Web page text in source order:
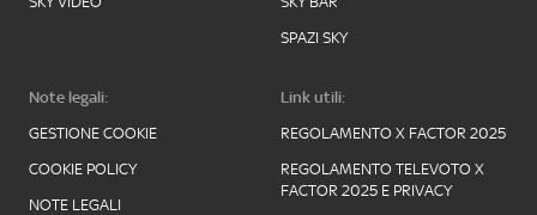
SPAZI SKY
Note legali:
GESTIONE COOKIE
COOKIE POLICY
NOTE LEGALI
Link utili:
REGOLAMENTO X FACTOR 2025
REGOLAMENTO TELEVOTO X
FACTOR 2025 E PRIVACY